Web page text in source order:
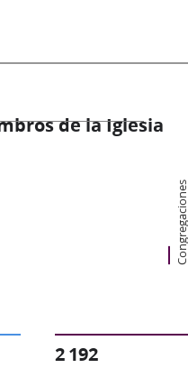
de la Iglesia
Congregaciones
2 192